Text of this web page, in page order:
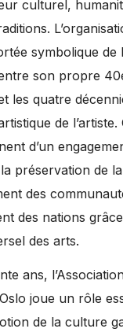
culturel,
symbolique de
son propre
les quatre
de l’artiste.
d’un
préservation de
des
des nations
des arts.
ans,
joue un rôle
de la culture